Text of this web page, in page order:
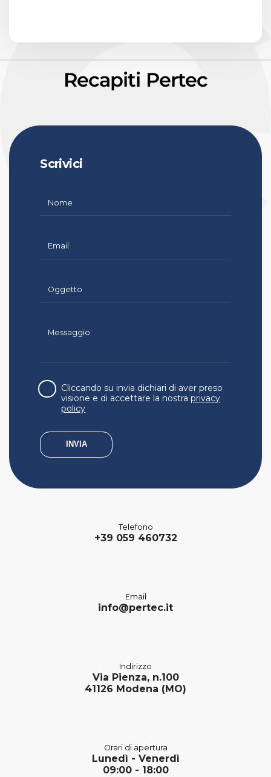
Recapiti Pertec
Scrivici
Cliccando su invia dichiari di aver preso
visione e di accettare la nostraprivacy
policy
Telefono
+39 059 460732
Email
info@pertec.it
Indirizzo
Via Pienza, n.100
41126 Modena (MO)
Orari di apertura
Lunedì - Venerdì
09:00 - 18:00